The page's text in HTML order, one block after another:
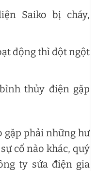
Saiko bị cháy,
động thì đột ngột
thủy điện gặp
gặp phải những hư
cố nào khác, quý
ty sửa điện gia